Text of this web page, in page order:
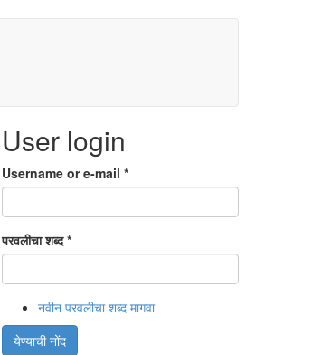
User login
Username or e-mail *
परवलीचा शब्द*
नवीन परवलीचा शब्द मागवा
येण्याची नोंद